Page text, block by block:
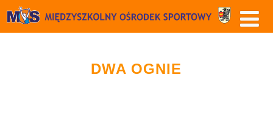
DWA OGNIE